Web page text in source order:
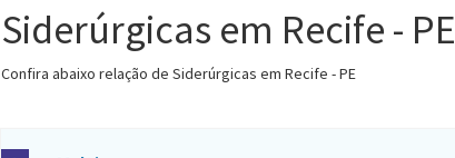
Siderúrgicas em Recife - PE
Confira abaixo relação de Siderúrgicas em Recife - PE